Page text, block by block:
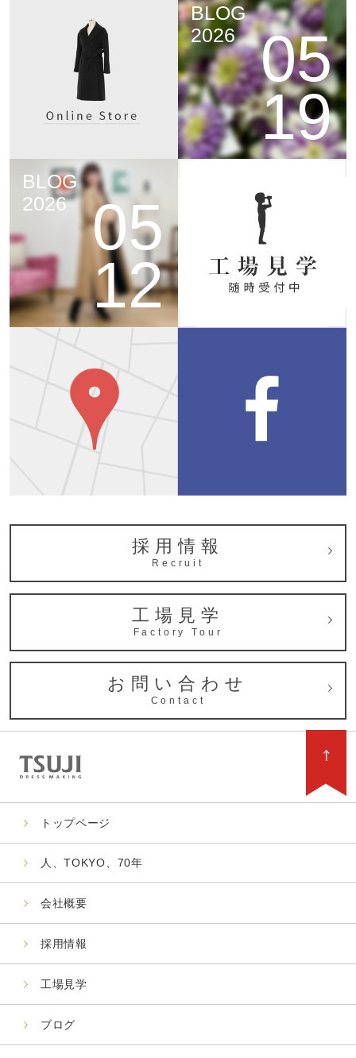
BLOG
2026
05
19
BLOG
2026
05
12
採用情報
Recruit
工場見学
Factory Tour
お問い合わせ
Contact
トップページ
人、TOKYO、70年
会社概要
採用情報
工場見学
ブログ